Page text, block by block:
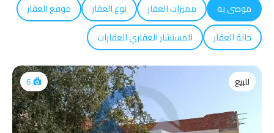
موصى به مميزات العقار نوع العقار
موقع العقار
حالة العقار
المستشار العقاري للعقارات
للبيع 6